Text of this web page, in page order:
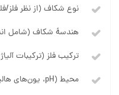
نوع شکاف (از نظر فلز/
هندسۀ شکاف (شامل
ترکیب فلز (ترکیبات
محیط (pH، یون‌های هالید، دما و اکسیژن)